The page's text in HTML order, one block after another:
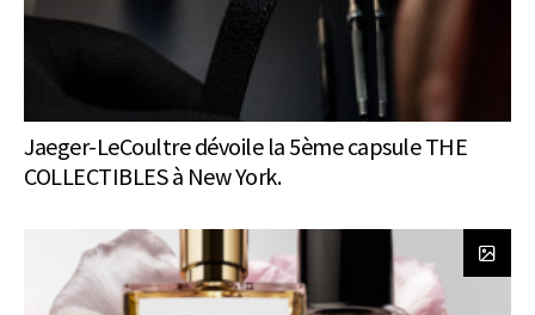
Jaeger-LeCoultre dévoile la 5ème capsule THE
COLLECTIBLES à New York.